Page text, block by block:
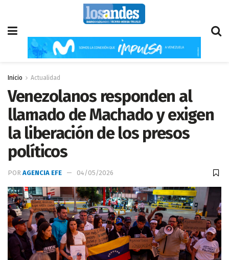
Inicio Actualidad
Venezolanos responden al
llamado de Machado y exigen
la liberación de los presos
políticos
POR AGENCIA EFE 04/05/2026